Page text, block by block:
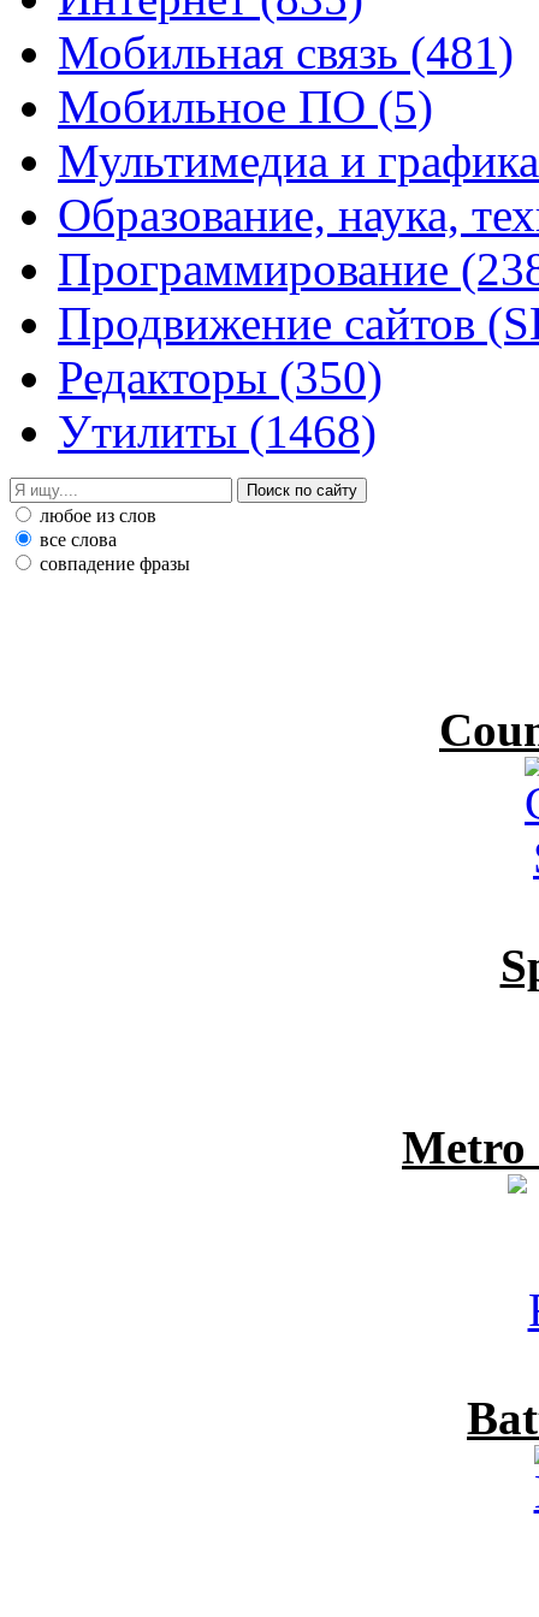
Мобильная связь (481)
Мобильное ПО (5)
Мультимедиа и
Образование, наука,
Программирование
Продвижение сайтов
Редакторы (350)
Утилиты (1468)
любое из слов
все слова
совпадение фразы
Metro